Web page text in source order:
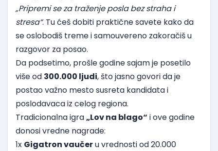
„Pripremi se za traženje posla bez straha i
stresa“. Tu ćeš dobiti praktične savete kako da
se oslobodiš treme i samouvereno zakoračiš u
razgovor za posao.
Da podsetimo, prošle godine sajam je posetilo
više od 300.000 ljudi, što jasno govori da je
postao važno mesto susreta kandidata i
poslodavaca iz celog regiona.
Tradicionalna igra„Lov na blago“ i ove godine
donosi vredne nagrade:
1x Gigatron vaučeru vrednosti od 20.000